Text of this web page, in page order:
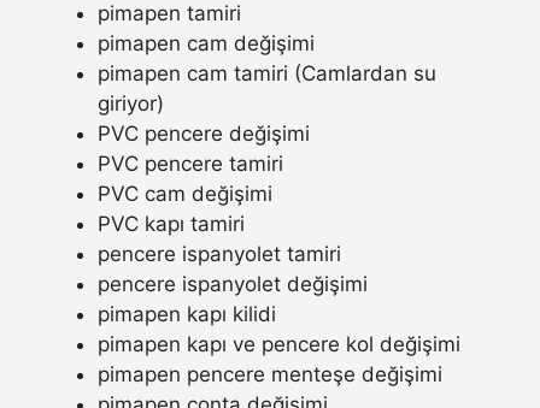
pimapen tamiri
pimapen cam değişimi
pimapen cam tamiri (Camlardan su
giriyor)
PVC pencere değişimi
PVC pencere tamiri
PVC cam değişimi
PVC kapı tamiri
pencere ispanyolet tamiri
pencere ispanyolet değişimi
pimapen kapı kilidi
pimapen kapı ve pencere kol değişimi
pimapen pencere menteşe değişimi